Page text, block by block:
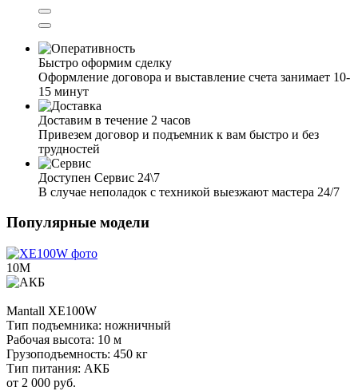
Быстро оформим сделку
Оформление договора и выставление счета занимает 10-
15 минут
Доставим в течение 2 часов
Привезем договор и подъемник к вам быстро и без
трудностей
Доступен Сервис 24\7
В случае неполадок с техникой выезжают мастера 24/7
Популярные модели
10М
Mantall XE100W
Тип подъемника: ножничный
Рабочая высота: 10 м
Грузоподъемность: 450 кг
Тип питания: АКБ
от 2 000 руб.